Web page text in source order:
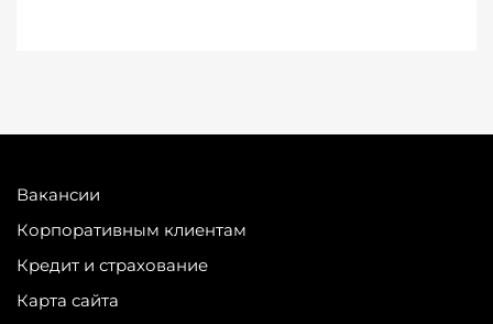
Вакансии
Корпоративным клиентам
Кредит и страхование
Карта сайта